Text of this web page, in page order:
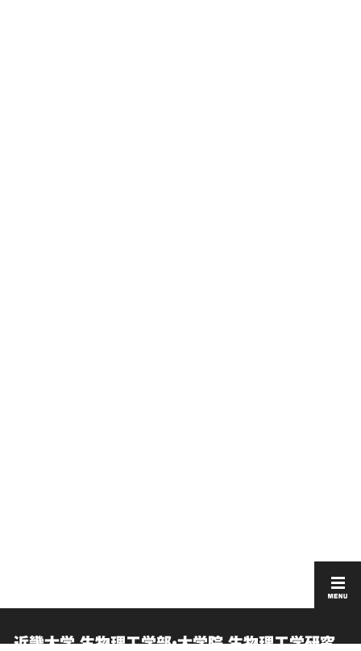
近畿大学 生物理工学部・大学院 生物理工学研究